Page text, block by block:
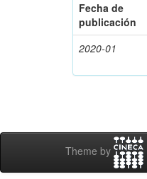
Fecha de
publicación
2020-01
Theme by